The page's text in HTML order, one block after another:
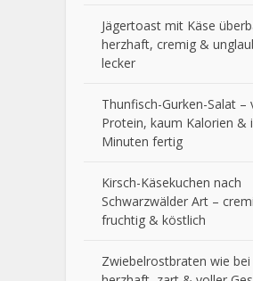
Jägertoast mit Käse
herzhaft, cremig &
lecker
Thunfisch-Gurken-Salat –
Protein, kaum Kalorien &
Minuten fertig
Kirsch-Käsekuchen nach
Schwarzwälder Art –
fruchtig & köstlich
Zwiebelrostbraten wie